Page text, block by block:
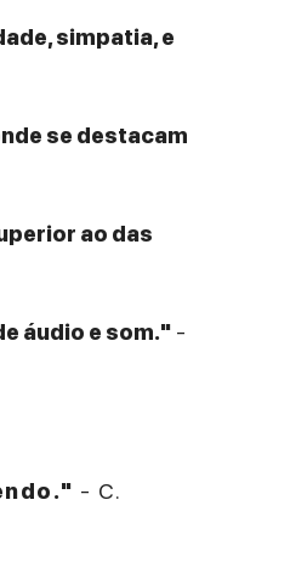
simpatia, e
se destacam
ao das
áudio e som." -
- C.